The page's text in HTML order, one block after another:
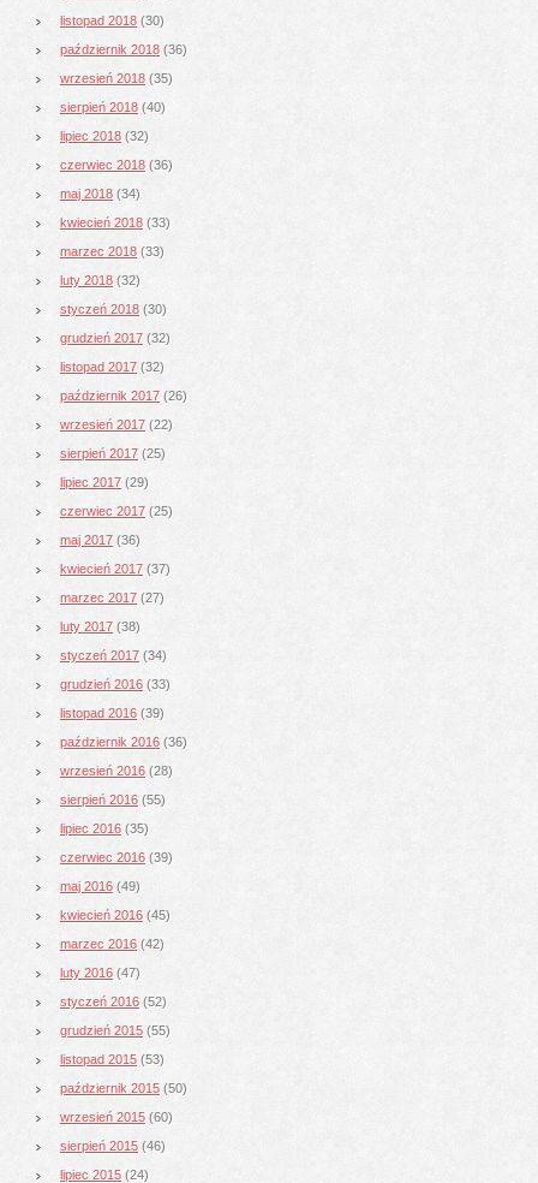
listopad 2018 (30)
październik 2018 (36)
wrzesień 2018 (35)
sierpień 2018 (40)
lipiec 2018 (32)
czerwiec 2018 (36)
maj 2018 (34)
kwiecień 2018 (33)
marzec 2018 (33)
luty 2018 (32)
styczeń 2018 (30)
grudzień 2017 (32)
listopad 2017 (32)
październik 2017 (26)
wrzesień 2017 (22)
sierpień 2017 (25)
lipiec 2017 (29)
czerwiec 2017 (25)
maj 2017 (36)
kwiecień 2017 (37)
marzec 2017 (27)
luty 2017 (38)
styczeń 2017 (34)
grudzień 2016 (33)
listopad 2016 (39)
październik 2016 (36)
wrzesień 2016 (28)
sierpień 2016 (55)
lipiec 2016 (35)
czerwiec 2016 (39)
maj 2016 (49)
kwiecień 2016 (45)
marzec 2016 (42)
luty 2016 (47)
styczeń 2016 (52)
grudzień 2015 (55)
listopad 2015 (53)
październik 2015 (50)
wrzesień 2015 (60)
sierpień 2015 (46)
lipiec 2015 (24)